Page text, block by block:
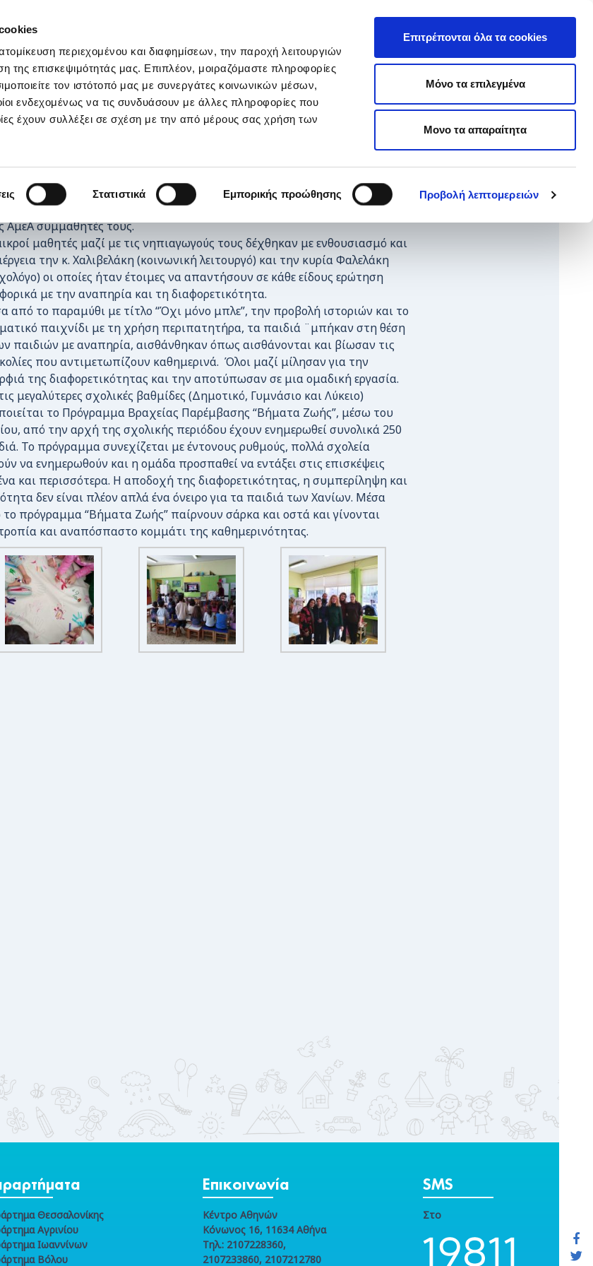
περιεχομένου και διαφημίσεων, την παροχή λειτουργιών
της επισκεψιμότητάς μας. Επιπλέον, μοιραζόμαστε πληροφορίες
τον ιστότοπό μας με συνεργάτες κοινωνικών μέσων,
ενδεχομένως να τις συνδυάσουν με άλλες πληροφορίες που
έχουν συλλέξει σε σχέση με την από μέρους σας χρήση των
Στατιστικά Εμπορικής προώθησης Προβολή λεπτομερειών
Επιτρέπονται όλα τα cookies
Μόνο τα επιλεγμένα
Μονο τα απαραίτητα
ΜΑΣ
ΥΙΟΘΕΣΙΑ ΚΑΝΕ ΔΩΡΕΑ
με τα Παιδιά του12ου Νηπιαγωγείου Χανίων
από πρόσκληση των Νηπιαγωγών του 12ου Νηπιαγωγείου Χανίων η
μας βρέθηκε εκεί με στόχο να μιλήσουν με τους μικρούς μαθητές για
ΑμεΑ συμμαθητές τους.
μαθητές μαζί με τις νηπιαγωγούς τους δέχθηκαν με ενθουσιασμό και
την κ. Χαλιβελάκη (κοινωνική λειτουργό) και την κυρία Φαλελάκη
οι οποίες ήταν έτοιμες να απαντήσουν σε κάθε είδους ερώτηση
με την αναπηρία και τη διαφορετικότητα.
από το παραμύθι με τίτλο “Όχι μόνο μπλε”, την προβολή ιστοριών και το
παιχνίδι με τη χρήση περιπατητήρα, τα παιδιά ¨μπήκαν στη θέση
παιδιών με αναπηρία, αισθάνθηκαν όπως αισθάνονται και βίωσαν τις
που αντιμετωπίζουν καθημερινά. Όλοι μαζί μίλησαν για την
της διαφορετικότητας και την αποτύπωσαν σε μια ομαδική εργασία.
μεγαλύτερες σχολικές βαθμίδες (Δημοτικό, Γυμνάσιο και Λύκειο)
το Πρόγραμμα Βραχείας Παρέμβασης “Βήματα Ζωής”, μέσω του
από την αρχή της σχολικής περιόδου έχουν ενημερωθεί συνολικά 250
Το πρόγραμμα συνεχίζεται με έντονους ρυθμούς, πολλά σχολεία
να ενημερωθούν και η ομάδα προσπαθεί να εντάξει στις επισκέψεις
και περισσότερα. Η αποδοχή της διαφορετικότητας, η συμπερίληψη και
δεν είναι πλέον απλά ένα όνειρο για τα παιδιά των Χανίων. Μέσα
πρόγραμμα “Βήματα Ζωής” παίρνουν σάρκα και οστά και γίνονται
και αναπόσπαστο κομμάτι της καθημερινότητας.
Θεσσαλονίκης
Αγρινίου
Ιωαννίνων
Βόλου
Επικοινωνία
Κέντρο Αθηνών
Κόνωνος 16, 11634 Αθήνα
Τηλ.: 2107228360,
2107233860, 2107212780
SMS
Στο
EΛ